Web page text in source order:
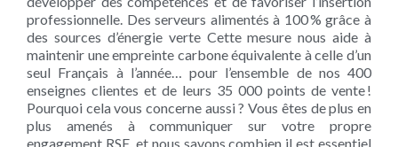
professionnelle. Des serveurs alimentés à 100 % grâce à
des sources d’énergie verte Cette mesure nous aide à
maintenir une empreinte carbone équivalente à celle d’un
seul Français à l’année… pour l’ensemble de nos 400
enseignes clientes et de leurs 35 000 points de vente !
Pourquoi cela vous concerne aussi ? Vous êtes de plus en
plus amenés à communiquer sur votre propre
engagement RSE, et nous savons combien il est essentiel